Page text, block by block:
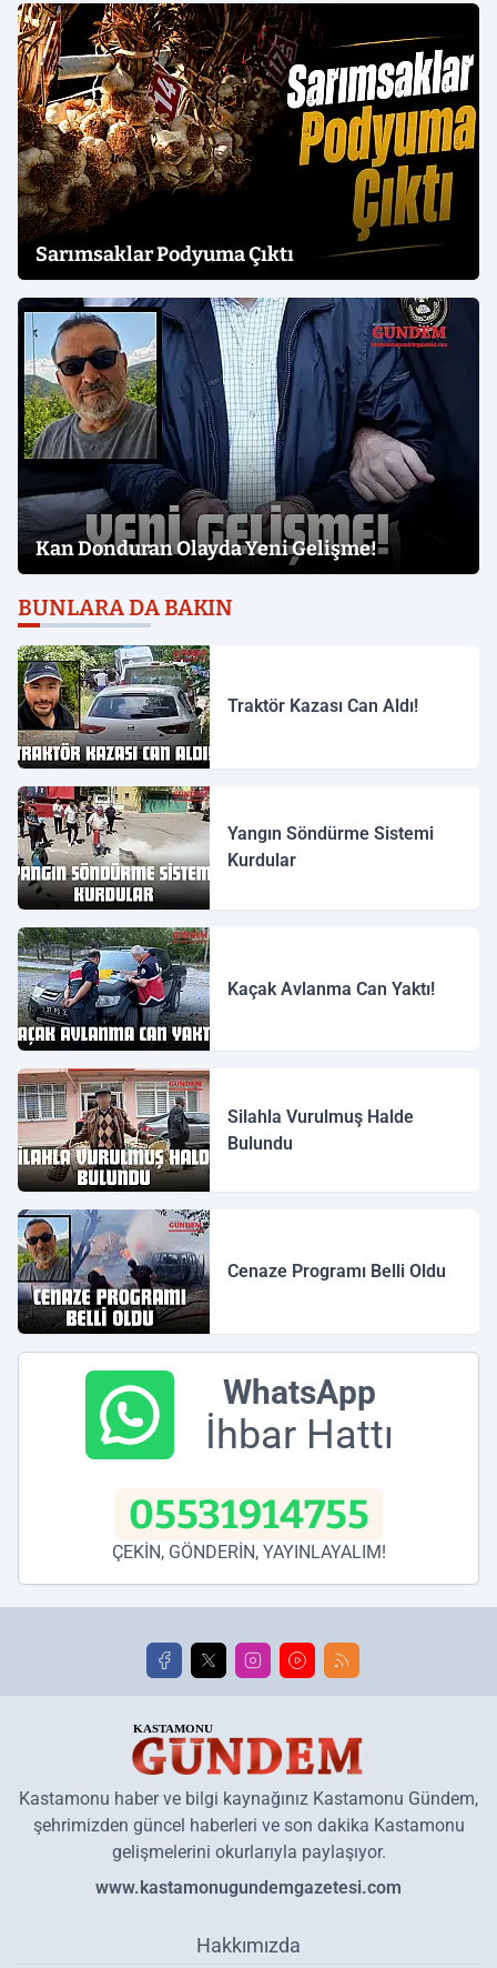
Sarımsaklar Podyuma Çıktı
Kan Donduran Olayda Yeni Gelişme!
BUNLARA DA BAKIN
Traktör Kazası Can Aldı!
Yangın Söndürme Sistemi
Kurdular
Kaçak Avlanma Can Yaktı!
Silahla Vurulmuş Halde
Bulundu
Cenaze Programı Belli Oldu
WhatsApp
İhbar Hattı
05531914755
ÇEKİN, GÖNDERİN, YAYINLAYALIM!
Kastamonu haber ve bilgi kaynağınız Kastamonu Gündem,
şehrimizden güncel haberleri ve son dakika Kastamonu
gelişmelerini okurlarıyla paylaşıyor.
www.kastamonugundemgazetesi.com
Hakkımızda